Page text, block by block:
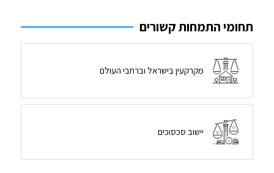
תחומי התמחות קשורים
מקרקעין בישראל וברחבי העולם
יישוב סכסוכים